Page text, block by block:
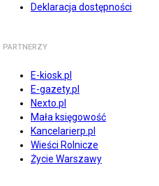
Deklaracja dostępności
PARTNERZY
E-kiosk.pl
E-gazety.pl
Nexto.pl
Mała księgowość
Kancelarierp.pl
Wieści Rolnicze
Życie Warszawy